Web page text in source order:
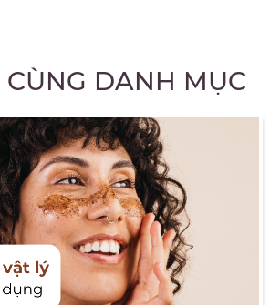
CÙNG DANH MỤC